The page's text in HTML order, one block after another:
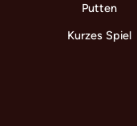
Putten
Kurzes Spiel